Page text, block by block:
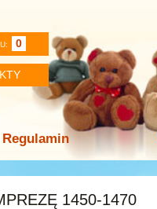
0
Regulamin
1450-1470